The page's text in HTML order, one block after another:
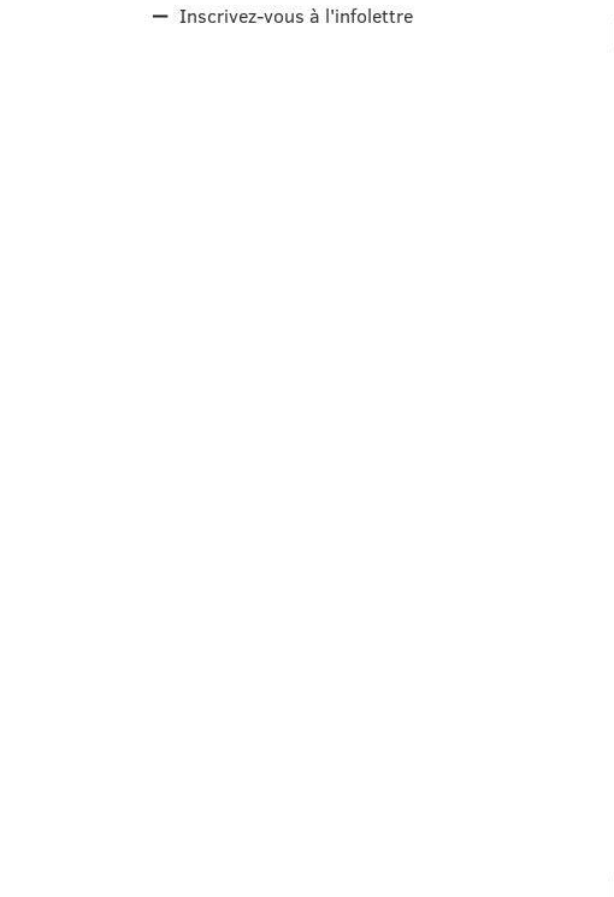
Inscrivez-vous à l'infolettre